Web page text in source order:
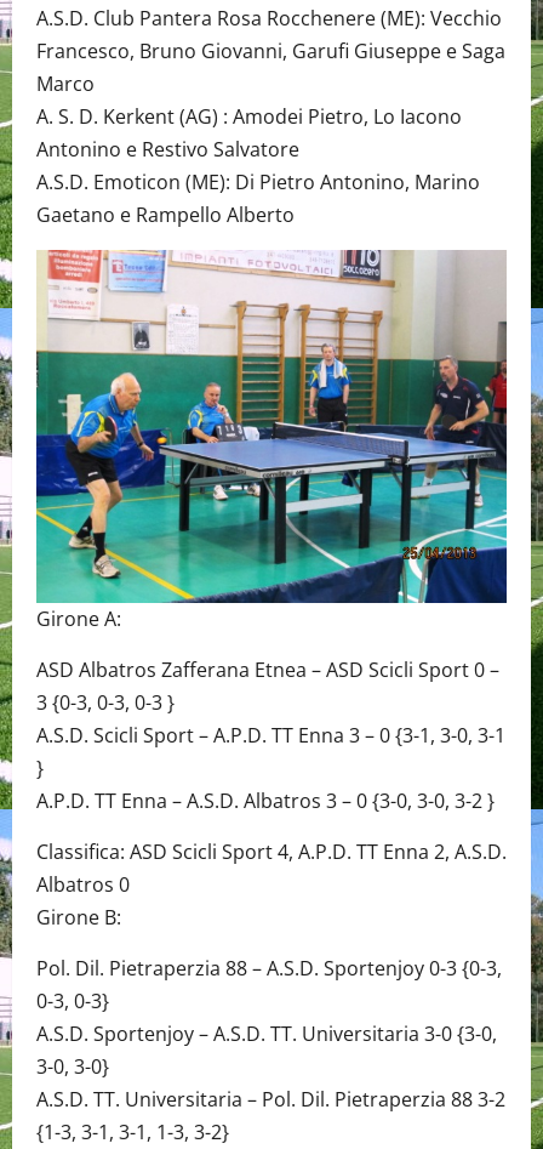
A.S.D. Club Pantera Rosa Rocchenere (ME): Vecchio
Francesco, Bruno Giovanni, Garufi Giuseppe e Saga
Marco
A. S. D. Kerkent (AG) : Amodei Pietro, Lo Iacono
Antonino e Restivo Salvatore
A.S.D. Emoticon (ME): Di Pietro Antonino, Marino
Gaetano e Rampello Alberto
Girone A:
ASD Albatros Zafferana Etnea – ASD Scicli Sport 0 –
3 {0-3, 0-3, 0-3 }
A.S.D. Scicli Sport – A.P.D. TT Enna 3 – 0 {3-1, 3-0, 3-1
}
A.P.D. TT Enna – A.S.D. Albatros 3 – 0 {3-0, 3-0, 3-2 }
Classifica: ASD Scicli Sport 4, A.P.D. TT Enna 2, A.S.D.
Albatros 0
Girone B:
Pol. Dil. Pietraperzia 88 – A.S.D. Sportenjoy 0-3 {0-3,
0-3, 0-3}
A.S.D. Sportenjoy – A.S.D. TT. Universitaria 3-0 {3-0,
3-0, 3-0}
A.S.D. TT. Universitaria – Pol. Dil. Pietraperzia 88 3-2
{1-3, 3-1, 3-1, 1-3, 3-2}